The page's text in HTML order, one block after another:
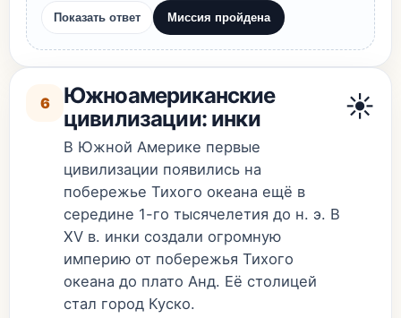
Показать ответ Миссия пройдена
6
Южноамериканские
цивилизации: инки
В Южной Америке первые
цивилизации появились на
побережье Тихого океана ещё в
середине 1-го тысячелетия до н. э. В
XV в. инки создали огромную
империю от побережья Тихого
океана до плато Анд. Её столицей
стал город Куско.
☀️